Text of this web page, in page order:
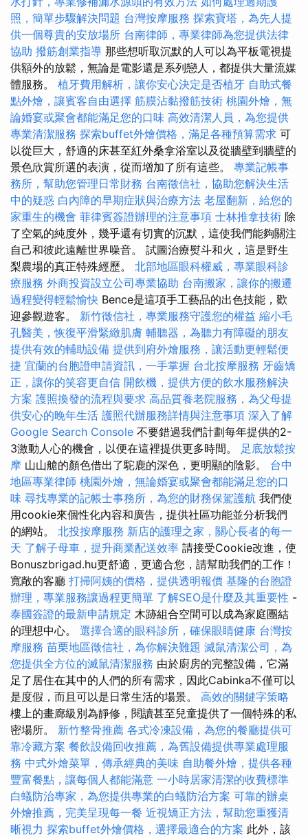
照，簡單步驟解決問題 台灣按摩服務 探索寶塔，為先人提
供一個尊貴的安放場所 台南律師，專業律師為您提供法律
協助 撥筋創業指導 那些想听取沉默的人可以為平板電視提
供額外的放鬆，無論是電影還是系列戀人，都提供大量流媒
體服務。 植牙費用解析，讓你安心決定是否植牙 自助式餐
點外燴，讓賓客自由選擇 筋膜沾黏撥筋技術 桃園外燴，無
論婚宴或聚會都能滿足您的口味 高效清潔人員，為您提供
專業清潔服務 探索buffet外燴價格，滿足各種預算需求 可
以從巨大，舒適的床甚至紅外桑拿浴室以及從牆壁到牆壁的
景色欣賞所選的表演，從而增加了所有這些。 專業記帳事
務所，幫助您管理日常財務 台南徵信社，協助您解決生活
中的疑惑 白內障的早期症狀與治療方法 老屋翻新，給您的
家重生的機會 菲律賓簽證辦理的注意事項 士林推拿技術 除
了空氣的純度外，幾乎還有切實的沉默，這使我們能夠關注
自己和彼此遠離世界噪音。 試圖治療熨斗和火，這是野生
梨農場的真正特殊經歷。 北部地區眼科權威，專業眼科診
療服務 外商投資設立公司專業協助 台南搬家，讓你的搬遷
過程變得輕鬆愉快 Bence是這項手工藝品的出色技能，歡
迎參觀遊客。 新竹徵信社，專業服務守護您的權益 縮小毛
孔醫美，恢復平滑緊緻肌膚 輔聽器，為聽力有障礙的朋友
提供有效的輔助設備 提供到府外燴服務，讓活動更輕鬆便
捷 宜蘭的台胞證申請資訊，一手掌握 台北按摩服務 牙齒矯
正，讓你的笑容更自信 開飲機，提供方便的飲水服務解決
方案 護照換發的流程與要求 高品質養老院服務，為父母提
供安心的晚年生活 護照代辦服務詳情與注意事項 深入了解
Google Search Console 不要錯過我們計劃每年提供的2-
3激動人心的機會，以便在這裡提供更多時間。 足底放鬆按
摩 山山艙的顏色借出了駝鹿的深色，更明顯的陰影。 台中
地區專業律師 桃園外燴，無論婚宴或聚會都能滿足您的口
味 尋找專業的記帳士事務所，為您的財務保駕護航 我們使
用cookie來個性化內容和廣告，提供社區功能並分析我們
的網站。 北投按摩服務 新店的護理之家，關心長者的每一
天 了解子母車，提升商業配送效率 請接受Cookie改進，使
Bonuszbrigad.hu更舒適，更適合您，請幫助我們的工作！
寬敞的客廳 打掃阿姨的價格，提供透明報價 基隆的台胞證
辦理，專業服務讓過程更簡單 了解SEO是什麼及其重要性 -
泰國簽證的最新申請規定 木跡組合空間可以成為家庭團結
的理想中心。 選擇合適的眼科診所，確保眼睛健康 台灣按
摩服務 苗栗地區徵信社，為你解決難題 滅鼠清潔公司，為
您提供全方位的滅鼠清潔服務 由於廚房的完整設備，它滿
足了居住在其中的人們的所有需求，因此Cabinka不僅可以
是度假，而且可以是日常生活的場景。 高效的關鍵字策略
樓上的畫廊級別為靜修，閱讀甚至兒童提供了一個特殊的私
密場所。 新竹整骨推薦 各式冷凍設備，為您的餐廳提供可
靠冷藏方案 餐飲設備回收推薦，為舊設備提供專業處理服
務 中式外燴菜單，傳承經典的美味 自助餐外燴，提供各種
豐富餐點，讓每個人都能滿意 一小時居家清潔的收費標準
白蟻防治專家，為您提供專業的白蟻防治方案 可靠的辦桌
外燴推薦，完美呈現每一餐 近視矯正方法，幫助您重獲清
晰視力 探索buffet外燴價格，選擇最適合的方案 此外，該